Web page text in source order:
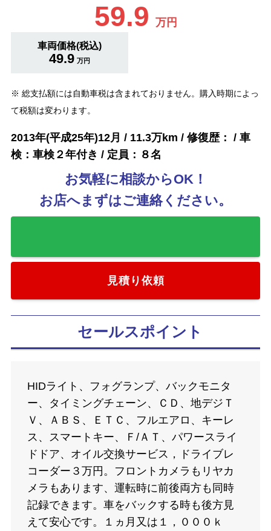
59.9 万円
車両価格(税込)
49.9 万円
※ 総支払額には自動車税は含まれておりません。購入時期によっ
て税額は変わります。
2013年(平成25年)12月 / 11.3万km / 修復歴： / 車
検：車検２年付き / 定員：８名
お気軽に相談からOK！
お店へまずはご連絡ください。
見積り依頼
セールスポイント
HIDライト、フォグランプ、バックモニタ
ー、タイミングチェーン、ＣＤ、地デジＴ
Ｖ、ＡＢＳ、ＥＴＣ、フルエアロ、キーレ
ス、スマートキー、Ｆ/ＡＴ、パワースライ
ドドア、オイル交換サービス，ドライブレ
コーダー３万円。フロントカメラもリヤカ
メラもあります、運転時に前後両方も同時
記録できます。車をバックする時も後方見
えて安心です。１ヵ月又は１，０００ｋ